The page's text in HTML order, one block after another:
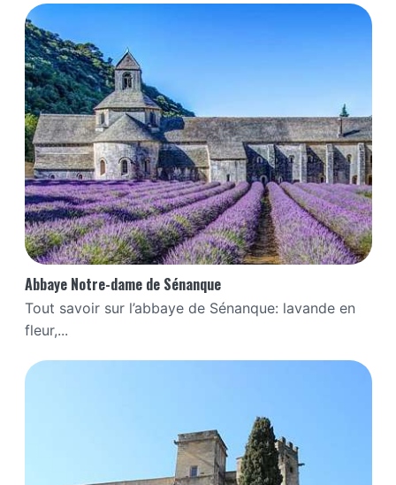
Abbaye Notre-dame de Sénanque
Tout savoir sur l’abbaye de Sénanque: lavande en
fleur,...